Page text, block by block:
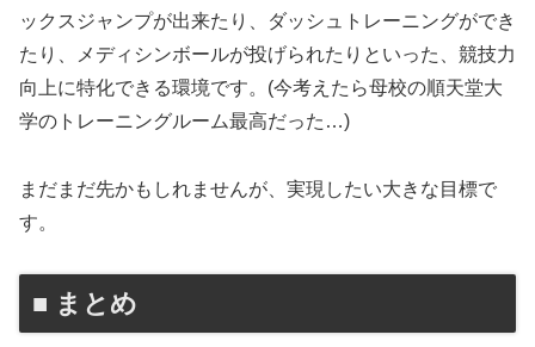
ックスジャンプが出来たり、ダッシュトレーニングができ
たり、メディシンボールが投げられたりといった、競技力
向上に特化できる環境です。(今考えたら母校の順天堂大
学のトレーニングルーム最高だった…)
まだまだ先かもしれませんが、実現したい大きな目標で
す。
■ まとめ